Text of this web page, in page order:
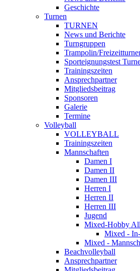
Geschichte
Turnen
TURNEN
News und Berichte
Turngruppen
Trampolin/
Sporteignungstest
Trainingszeiten
Ansprechpartner
Mitgliedsbeitrag
Sponsoren
Galerie
Termine
Volleyball
VOLLEYBALL
Trainingszeiten
Mannschaften
Damen I
Damen II
Damen III
Herren I
Herren II
Herren III
Jugend
Mixed-Hobby
Mixed -
Mixed -
Beachvolleyball
Ansprechpartner